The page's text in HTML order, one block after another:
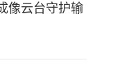
像云台守护输